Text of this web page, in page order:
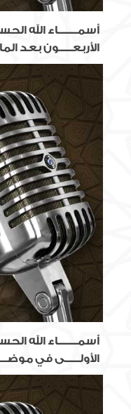
أسمـــــــــاء الله
الأربعــــــون بعد
أسمـــــــــاء الله
الأولـــــــى في